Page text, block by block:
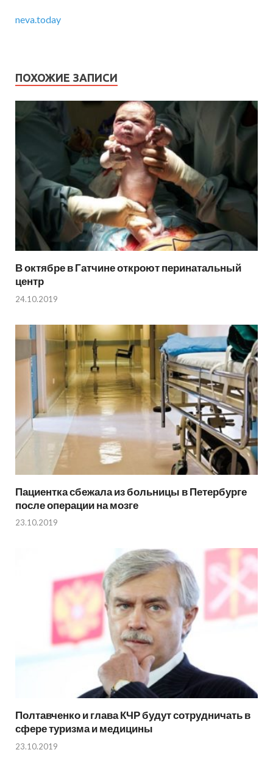
neva.today
ПОХОЖИЕ ЗАПИСИ
В октябре в Гатчине откроют перинатальный
центр
24.10.2019
Пациентка сбежала из больницы в Петербурге
после операции на мозге
23.10.2019
Полтавченко и глава КЧР будут сотрудничать в
сфере туризма и медицины
23.10.2019